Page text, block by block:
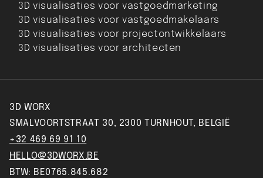
3D visualisaties voor vastgoedmarketing
3D visualisaties voor vastgoedmakelaars
3D visualisaties voor projectontwikkelaars
3D visualisaties voor architecten
3D WORX
SMALVOORTSTRAAT 30, 2300 TURNHOUT, BELGIË
+32 469 69 91 10
HELLO@3DWORX.BE
BTW: BE0765.845.682